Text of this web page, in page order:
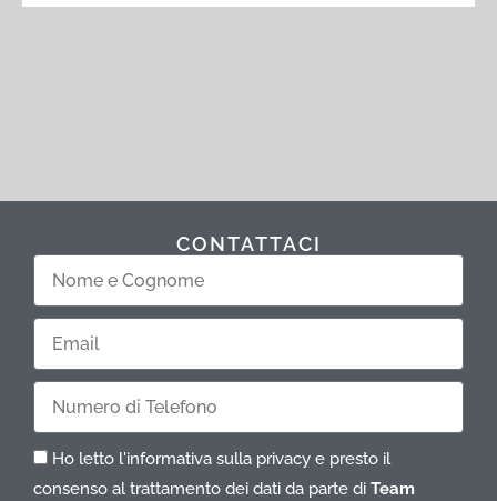
CONTATTACI
e
Cognome
Ho letto l'informativa sulla privacy e presto il
consenso al trattamento dei dati da parte di Team